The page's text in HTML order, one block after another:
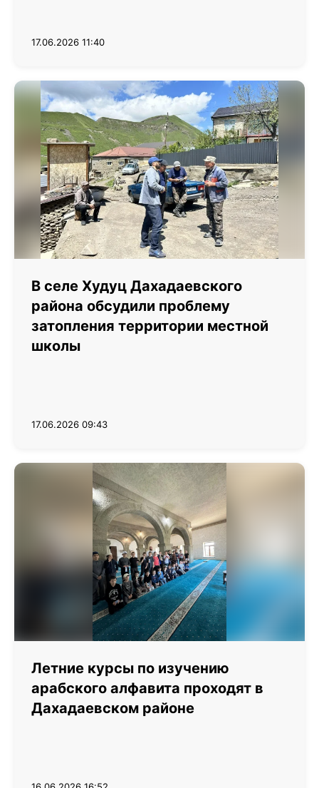
17.06.2026 11:40
В селе Худуц Дахадаевского
района обсудили проблему
затопления территории местной
школы
17.06.2026 09:43
Летние курсы по изучению
арабского алфавита проходят в
Дахадаевском районе